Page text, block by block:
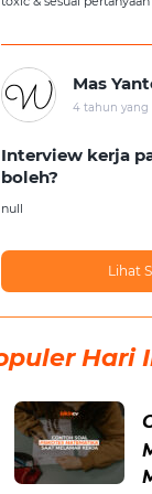
Mas
4 tahun yang
Interview kerja
boleh?
null
Lihat
Hari